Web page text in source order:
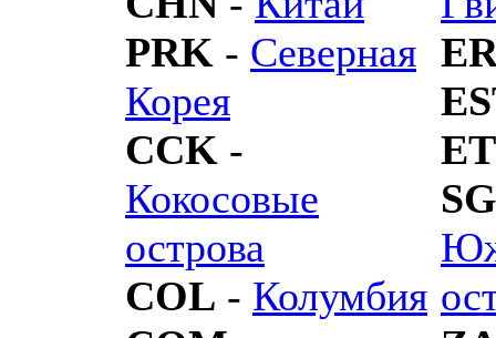
PRK - Северная
Корея
CCK -
Кокосовые
острова
COL - Колумбия